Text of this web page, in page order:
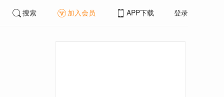
搜索 加入会员 APP下载 登录